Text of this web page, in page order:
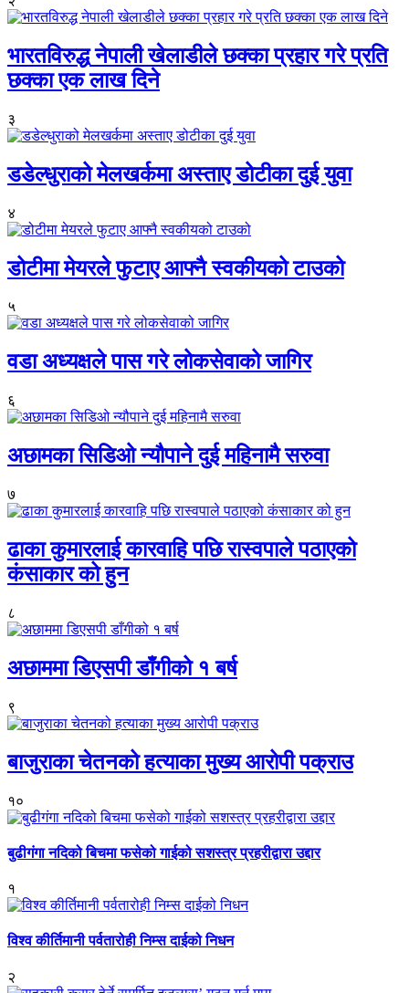
भारतविरुद्ध नेपाली खेलाडीले छक्का प्रहार गरे प्रति
छक्का एक लाख दिने
३
डडेल्धुराको मेलखर्कमा अस्ताए डोटीका दुई युवा
४
डोटीमा मेयरले फुटाए आफ्नै स्वकीयको टाउको
५
वडा अध्यक्षले पास गरे लोकसेवाको जागिर
६
अछामका सिडिओ न्यौपाने दुई महिनामै सरुवा
७
ढाका कुमारलाई कारवाहि पछि रास्वपाले पठाएको
कंसाकार को हुन
८
अछाममा डिएसपी डाँगीको १ बर्ष
९
बाजुराका चेतनको हत्याका मुख्य आरोपी पक्राउ
१०
बुढीगंगा नदिको बिचमा फसेको गाईको सशस्त्र प्रहरीद्वारा उद्दार
१
विश्व कीर्तिमानी पर्वतारोही निम्स दाईको निधन
२